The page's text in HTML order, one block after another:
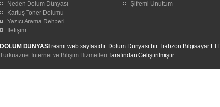
Neden Dolum Dünyası
Kartuş Toner Dolumu
Yazıcı Arama Rehberi
İletişim
Şifremi Unuttum
DOLUM DÜNYASI resmi web sayfasıdır. Dolum Dünyası bir Trabzon Bilgisayar
Turkuaznet İnternet ve Bilişim Hizmetleri Tarafından Geliştirilmiştir.